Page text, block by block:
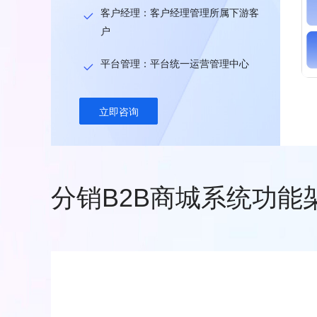
客户经理：客户经理管理所属下游客
户
平台管理：平台统一运营管理中心
立即咨询
分销B2B商城系统功能